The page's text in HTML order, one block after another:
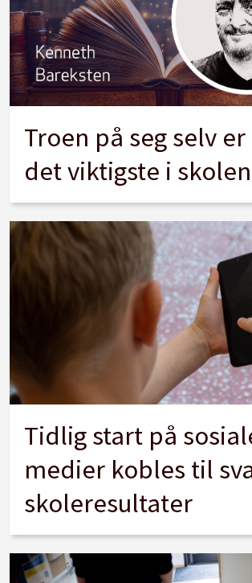
Troen på seg selv
det viktigste i skolen
Tidlig start på
medier kobles til
skoleresultater